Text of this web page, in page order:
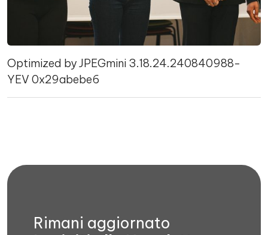
Optimized by JPEGmini 3.18.24.240840988-
YEV 0x29abebe6
Rimani aggiornato